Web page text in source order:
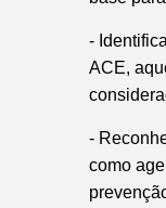
-
ACE,
-
como